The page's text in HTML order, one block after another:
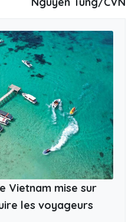
Vietnam mise sur
les voyageurs